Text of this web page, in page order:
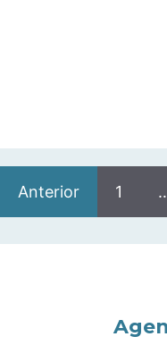
Anterior 1